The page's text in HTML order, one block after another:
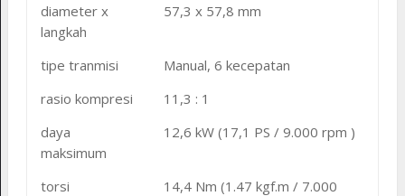
diameter x
langkah
57,3 x 57,8 mm
tipe tranmisi
Manual, 6 kecepatan
rasio kompresi
11,3 : 1
daya
maksimum
12,6 kW (17,1 PS / 9.000 rpm )
torsi
14,4 Nm (1.47 kgf.m / 7.000